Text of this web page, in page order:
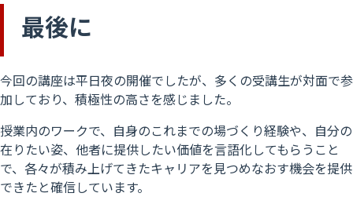
最後に
今回の講座は平日夜の開催でしたが、多くの受講生が対面で参
加しており、積極性の高さを感じました。
授業内のワークで、自身のこれまでの場づくり経験や、自分の
在りたい姿、他者に提供したい価値を言語化してもらうこと
で、各々が積み上げてきたキャリアを見つめなおす機会を提供
できたと確信しています。